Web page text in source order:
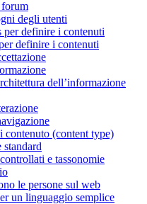
degli utenti
per definire i contenuti
definire i contenuti
dell’informazione
contenuto (content type)
e tassonomie
le persone sul web
un linguaggio semplice